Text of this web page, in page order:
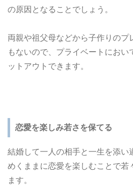
の原因となることでしょう。
両親や祖父母などから子作りのプ
もないので、プライベートにおい
ットアウトできます。
恋愛を楽しみ若さを保てる
結婚して一人の相手と一生を添い
めくままに恋愛を楽しむことで若
ます。